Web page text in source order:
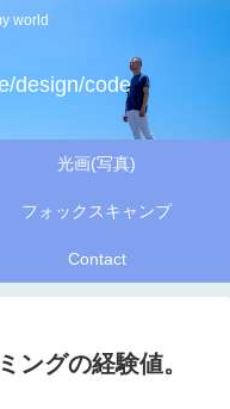
world
design/code
光画(写真)
フォックスキャンプ
Contact
ングの経験値。